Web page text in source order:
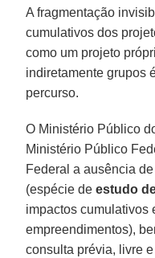
A fragmentação
cumulativos dos
como um projeto
indiretamente grupos
percurso.
O Ministério Público
Ministério Público
Federal a ausência
(espécie deestudo
impactos cumulativos
empreendimentos),
consulta prévia, livre